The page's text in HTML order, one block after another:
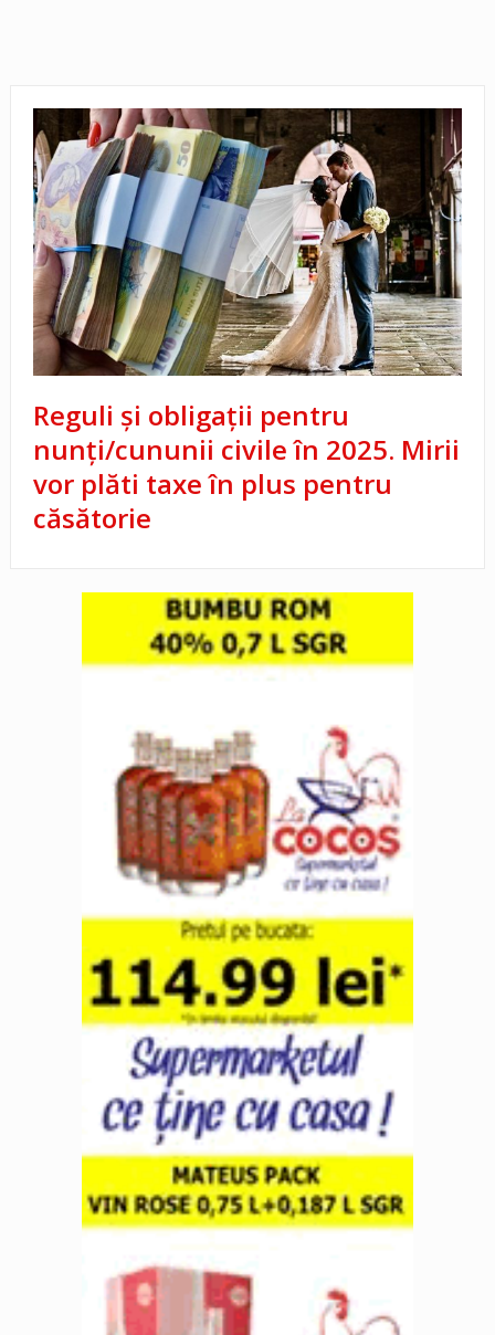
Reguli și obligații pentru
nunți/cununii civile în 2025. Mirii
vor plăti taxe în plus pentru
căsătorie